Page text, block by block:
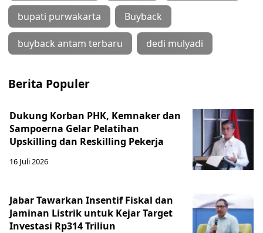
bupati purwakarta Buyback
buyback antam terbaru dedi mulyadi
Berita Populer
Dukung Korban PHK, Kemnaker dan
Sampoerna Gelar Pelatihan
Upskilling dan Reskilling Pekerja
16 Juli 2026
Jabar Tawarkan Insentif Fiskal dan
Jaminan Listrik untuk Kejar Target
Investasi Rp314 Triliun